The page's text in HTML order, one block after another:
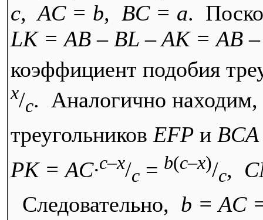
c, AC = b, BC = a.
LK = AB – BL – AK = AB
коэффициент подобия
x/c. Аналогично находим,
треугольников EFP и BCA
PK = AC·c–x/c = b(c–x)/c,
Следовательно, b = AC